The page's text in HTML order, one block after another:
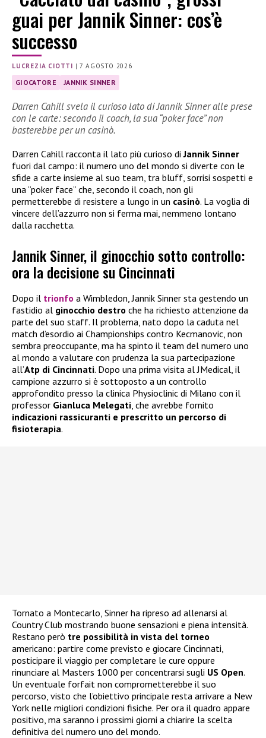
guai per Jannik Sinner: cos’è
successo
LUCREZIA CIOTTI |7 AGOSTO 2026
GIOCATORE JANNIK SINNER
Darren Cahill svela il curioso lato di Jannik Sinner alle prese
con le carte: secondo il coach, la sua “poker face” non
basterebbe per un casinò.
Darren Cahill racconta il lato più curioso diJannik Sinner
fuori dal campo: il numero uno del mondo si diverte con le
sfide a carte insieme al suo team, tra bluff, sorrisi sospetti e
una “poker face” che, secondo il coach, non gli
permetterebbe di resistere a lungo in un casinò. La voglia di
vincere dell’azzurro non si ferma mai, nemmeno lontano
dalla racchetta.
Jannik Sinner, il ginocchio sotto controllo:
ora la decisione su Cincinnati
Dopo il trionfo a Wimbledon, Jannik Sinner sta gestendo un
fastidio al ginocchio destro che ha richiesto attenzione da
parte del suo staff. Il problema, nato dopo la caduta nel
match d’esordio ai Championships contro Kecmanovic, non
sembra preoccupante, ma ha spinto il team del numero uno
al mondo a valutare con prudenza la sua partecipazione
all’Atp di Cincinnati. Dopo una prima visita al JMedical, il
campione azzurro si è sottoposto a un controllo
approfondito presso la clinica Physioclinic di Milano con il
professor Gianluca Melegati , che avrebbe fornito
indicazioni rassicuranti e prescritto un percorso di
fisioterapia.
Tornato a Montecarlo, Sinner ha ripreso ad allenarsi al
Country Club mostrando buone sensazioni e piena intensità.
Restano però tre possibilità in vista del torneo
americano: partire come previsto e giocare Cincinnati,
posticipare il viaggio per completare le cure oppure
rinunciare al Masters 1000 per concentrarsi sugli US Open.
Un eventuale forfait non comprometterebbe il suo
percorso, visto che l’obiettivo principale resta arrivare a New
York nelle migliori condizioni fisiche. Per ora il quadro appare
positivo, ma saranno i prossimi giorni a chiarire la scelta
definitiva del numero uno del mondo.